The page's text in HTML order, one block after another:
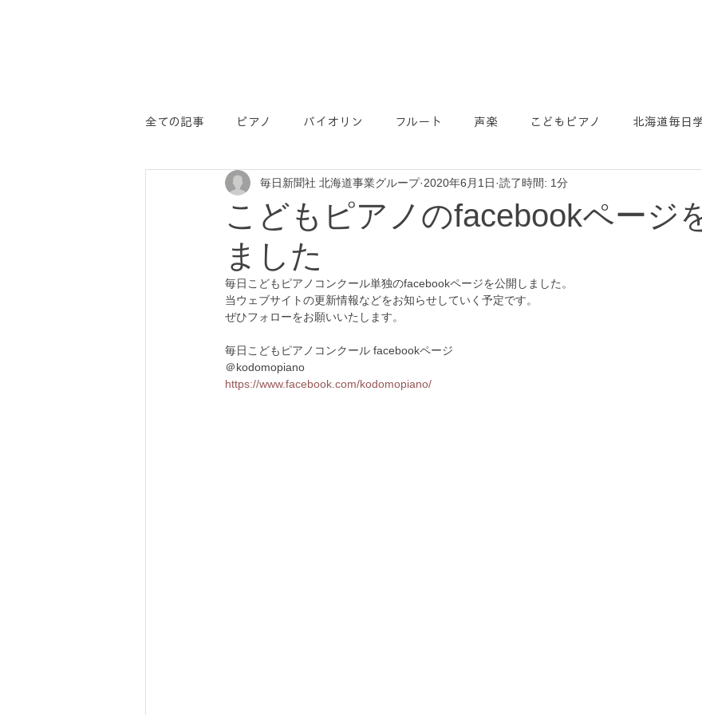
全ての記事 ピアノ バイオリン フルート 声楽 こどもピアノ 北海道毎日
PR
こどもピアノのfacebookページ
ました
毎日新聞社 北海道事業グループ 2020年6月1日 読了時間: 1分
毎日こどもピアノコンクール単独のfacebookページを公開しました。
当ウェブサイトの更新情報などをお知らせしていく予定です。
ぜひフォローをお願いいたします。
毎日こどもピアノコンクール facebookページ
＠kodomopiano
https://www.facebook.com/kodomopiano/